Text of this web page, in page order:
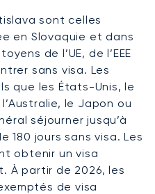
sont celles
en Slovaquie et dans
de l’UE, de l’EEE
sans visa. Les
que les États-Unis, le
le Japon ou
séjourner jusqu’à
180 jours sans visa. Les
obtenir un visa
À partir de 2026, les
de visa